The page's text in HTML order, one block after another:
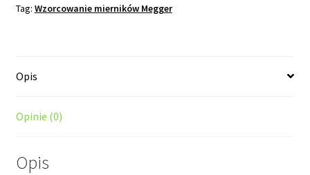
Tag: Wzorcowanie mierników Megger
Opis
Opinie (0)
Opis